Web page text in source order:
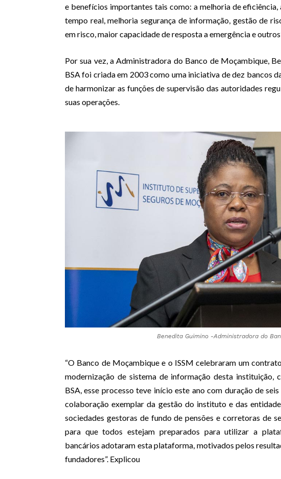
e benefícios importantes tais como: a melhoria de eficiência,
tempo real, melhoria segurança de informação, gestão de
em risco, maior capacidade de resposta a emergência e
Por sua vez, a Administradora do Banco de Moçambique,
BSA foi criada em 2003 como uma iniciativa de dez bancos
de harmonizar as funções de supervisão das autoridades
suas operações.
Benedita Guimino -Administradora do
“O Banco de Moçambique e o ISSM celebraram um
modernização de sistema de informação desta instituição,
BSA, esse processo teve início este ano com duração de
colaboração exemplar da gestão do instituto e das
sociedades gestoras de fundo de pensões e corretoras de
para que todos estejam preparados para utilizar a
bancários adotaram esta plataforma, motivados pelos
fundadores”. Explicou